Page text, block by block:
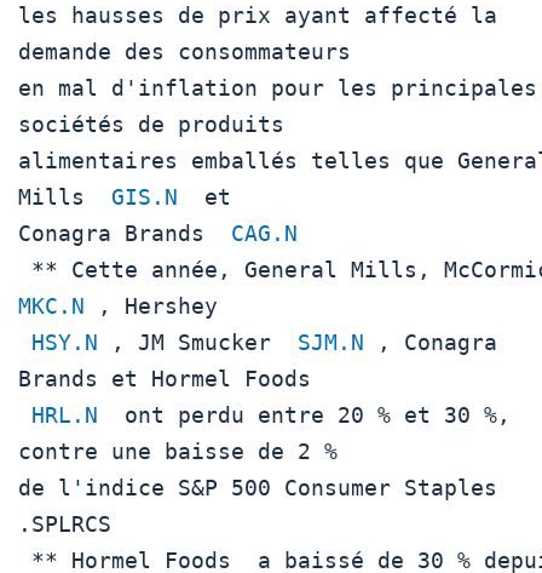
les hausses de prix ayant affecté la
demande des consommateurs
en mal d'inflation pour les principales
sociétés de produits
alimentaires emballés telles que
Mills GIS.N
  et
Conagra Brands CAG.N
MKC.N , Hershey
HSY.N , JM Smucker SJM.N , Conagra
Brands et Hormel Foods
HRL.N
  ont perdu entre 20 % et 30 %,
contre une baisse de 2 %
de l'indice S&P 500 Consumer Staples
.SPLRCS